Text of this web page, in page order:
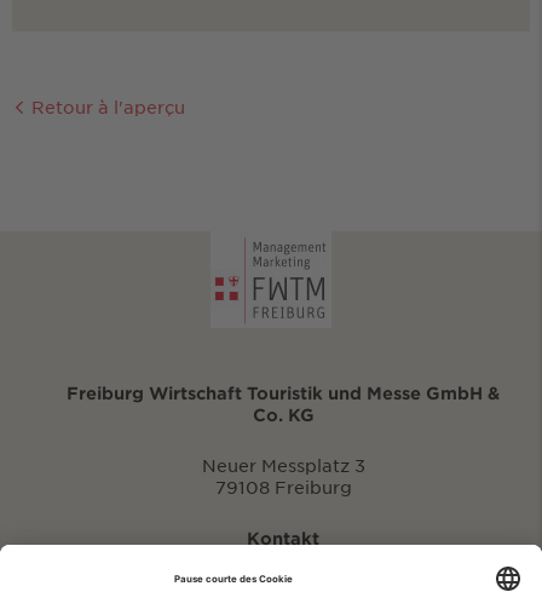
Retour à l'aperçu
Freiburg Wirtschaft Touristik und Messe GmbH &
Co. KG
Neuer Messplatz 3
79108 Freiburg
Kontakt
eventportal@fwtm.de